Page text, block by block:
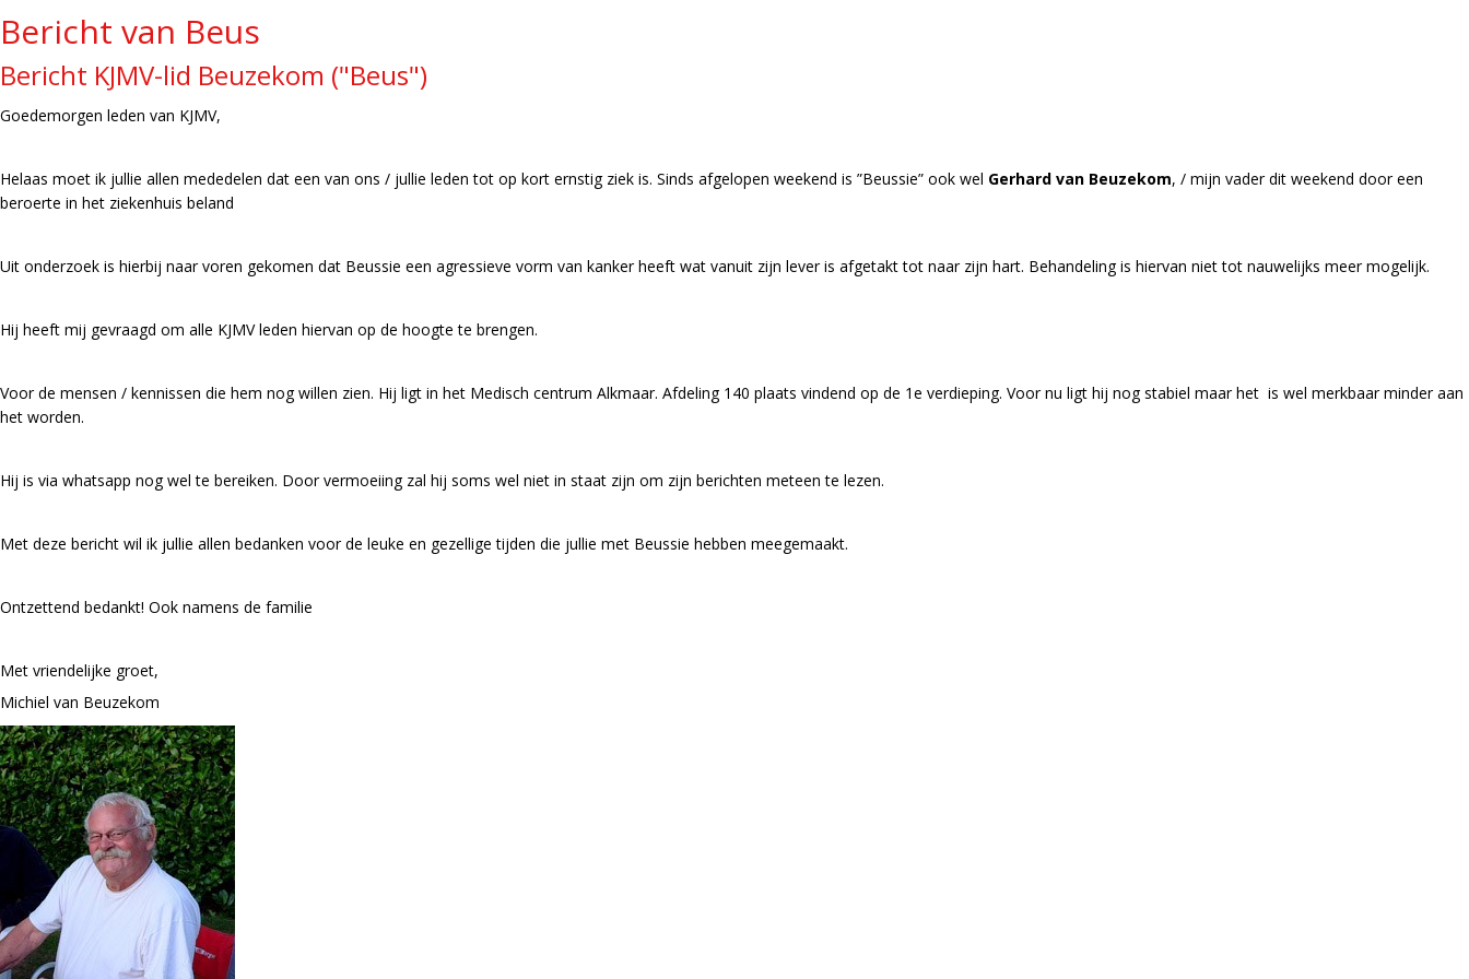
Bericht van Beus
Bericht KJMV-lid Beuzekom ("Beus")
Goedemorgen leden van KJMV,
Helaas moet ik jullie allen mededelen dat een van ons / jullie leden tot op kort ernstig ziek is. Sinds afgelopen weekend is ”Beussie” ook wel Gerhard van Beuzekom, / mijn vader dit weekend door een
beroerte in het ziekenhuis beland
Uit onderzoek is hierbij naar voren gekomen dat Beussie een agressieve vorm van kanker heeft wat vanuit zijn lever is afgetakt tot naar zijn hart. Behandeling is hiervan niet tot nauwelijks meer mogelijk.
Hij heeft mij gevraagd om alle KJMV leden hiervan op de hoogte te brengen.
Voor de mensen / kennissen die hem nog willen zien. Hij ligt in het Medisch centrum Alkmaar. Afdeling 140 plaats vindend op de 1e verdieping. Voor nu ligt hij nog stabiel maar het is wel merkbaar minder aan
het worden.
Hij is via whatsapp nog wel te bereiken. Door vermoeiing zal hij soms wel niet in staat zijn om zijn berichten meteen te lezen.
Met deze bericht wil ik jullie allen bedanken voor de leuke en gezellige tijden die jullie met Beussie hebben meegemaakt.
Ontzettend bedankt! Ook namens de familie
Met vriendelijke groet,
Michiel van Beuzekom